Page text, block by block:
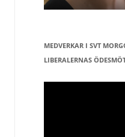
MEDVERKAR I SVT
LIBERALERNAS
Videospelare